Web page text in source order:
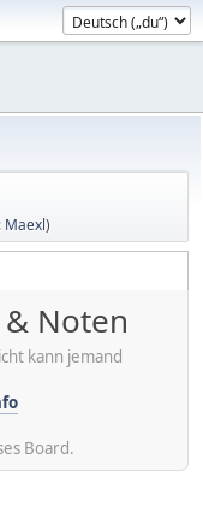
Maexl)
Noten
kann jemand
Board.